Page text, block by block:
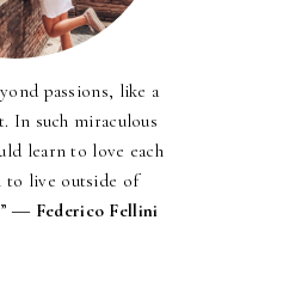
passions, like a
In such miraculous
learn to love each
to live outside of
― Federico Fellini